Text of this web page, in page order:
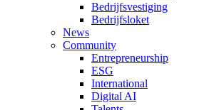
Bedrijfsvestiging
Bedrijfsloket
News
Community
Entrepreneurship
ESG
International
Digital AI